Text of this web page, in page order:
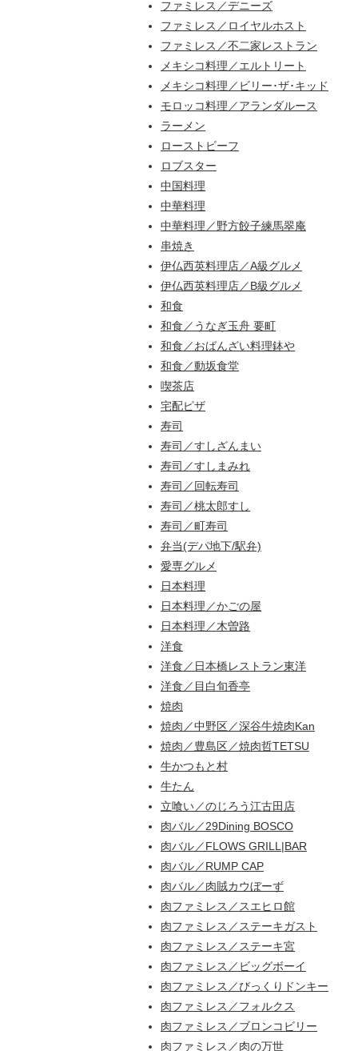
ファミレス／デニーズ
ファミレス／ロイヤルホスト
ファミレス／不二家レストラン
メキシコ料理／エルトリート
メキシコ料理／ビリー･ザ･キッド
モロッコ料理／アランダルース
ラーメン
ローストビーフ
ロブスター
中国料理
中華料理
中華料理／野方餃子練馬翠庵
串焼き
伊仏西英料理店／A級グルメ
伊仏西英料理店／B級グルメ
和食
和食／うなぎ玉舟 要町
和食／おばんざい料理鉢や
和食／動坂食堂
喫茶店
宅配ピザ
寿司
寿司／すしざんまい
寿司／すしまみれ
寿司／回転寿司
寿司／桃太郎すし
寿司／町寿司
弁当(デパ地下/駅弁)
愛専グルメ
日本料理
日本料理／かごの屋
日本料理／木曽路
洋食
洋食／日本橋レストラン東洋
洋食／目白旬香亭
焼肉
焼肉／中野区／深谷牛焼肉Kan
焼肉／豊島区／焼肉哲TETSU
牛かつもと村
牛たん
立喰い／のじろう江古田店
肉バル／29Dining BOSCO
肉バル／FLOWS GRILL|BAR
肉バル／RUMP CAP
肉バル／肉賊カウぼーず
肉ファミレス／スエヒロ館
肉ファミレス／ステーキガスト
肉ファミレス／ステーキ宮
肉ファミレス／ビッグボーイ
肉ファミレス／びっくりドンキー
肉ファミレス／フォルクス
肉ファミレス／ブロンコビリー
肉ファミレス／肉の万世